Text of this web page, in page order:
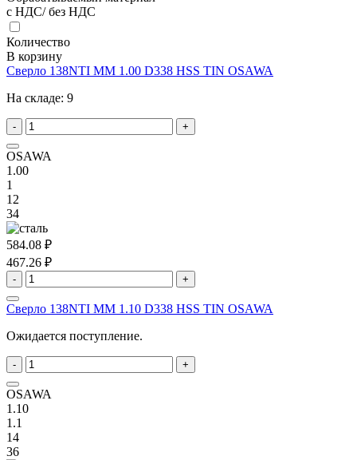
с НДС/ без НДС
Количество
В корзину
Сверло 138NTI MM 1.00 D338 HSS TIN OSAWA
На складе: 9
- +
OSAWA
1.00
1
12
34
584.08 ₽
467.26 ₽
- +
Сверло 138NTI MM 1.10 D338 HSS TIN OSAWA
Ожидается поступление.
- +
OSAWA
1.10
1.1
14
36